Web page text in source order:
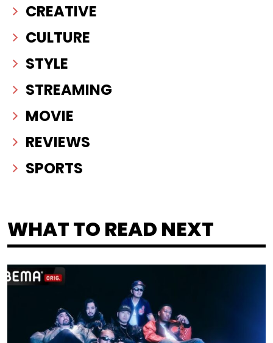
CREATIVE
CULTURE
STYLE
STREAMING
MOVIE
REVIEWS
SPORTS
WHAT TO READ NEXT